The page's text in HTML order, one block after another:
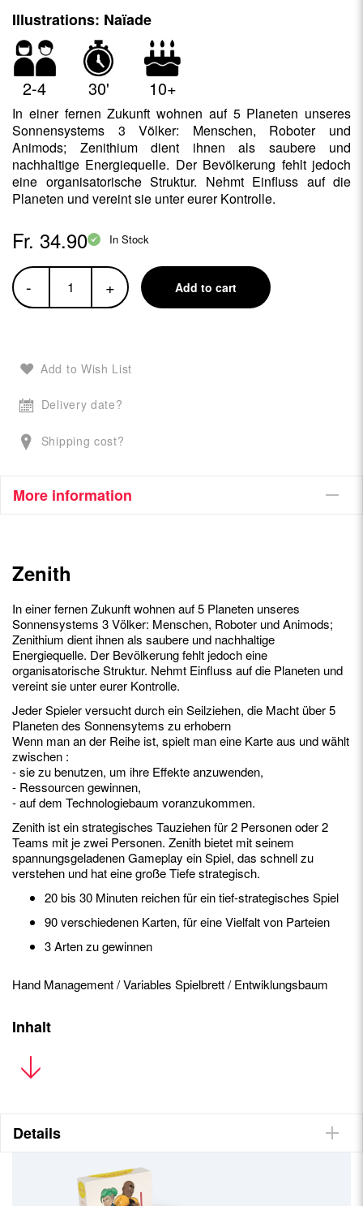
Illustrations: Naïade
2-4 30' 10+
In einer fernen Zukunft wohnen auf 5 Planeten unseres
Sonnensystems 3 Völker: Menschen, Roboter und
Animods; Zenithium dient ihnen als saubere und
nachhaltige Energiequelle. Der Bevölkerung fehlt jedoch
eine organisatorische Struktur. Nehmt Einfluss auf die
Planeten und vereint sie unter eurer Kontrolle.
Fr. 34.90 In Stock
- + Add to cart
Add to Wish List
Delivery date?
Shipping cost?
More information
Zenith
In einer fernen Zukunft wohnen auf 5 Planeten unseres
Sonnensystems 3 Völker: Menschen, Roboter und Animods;
Zenithium dient ihnen als saubere und nachhaltige
Energiequelle. Der Bevölkerung fehlt jedoch eine
organisatorische Struktur. Nehmt Einfluss auf die Planeten und
vereint sie unter eurer Kontrolle.
Jeder Spieler versucht durch ein Seilziehen, die Macht über 5
Planeten des Sonnensytems zu erhobern
Wenn man an der Reihe ist, spielt man eine Karte aus und wählt
zwischen :
- sie zu benutzen, um ihre Effekte anzuwenden,
- Ressourcen gewinnen,
- auf dem Technologiebaum voranzukommen.
Zenith ist ein strategisches Tauziehen für 2 Personen oder 2
Teams mit je zwei Personen. Zenith bietet mit seinem
spannungsgeladenen Gameplay ein Spiel, das schnell zu
verstehen und hat eine große Tiefe strategisch.
20 bis 30 Minuten reichen für ein tief-strategisches Spiel
90 verschiedenen Karten, für eine Vielfalt von Parteien
3 Arten zu gewinnen
Hand Management / Variables Spielbrett / Entwiklungsbaum
Inhalt
1 Spielregel, 1 Planetentableau, 1 dreiteiliges
Technologietableau, 1 Statustableau, 20 Einflussscheiben, 1
Details